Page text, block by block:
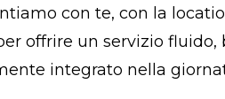
con te, con la
offrire un servizio fluido,
integrato nella